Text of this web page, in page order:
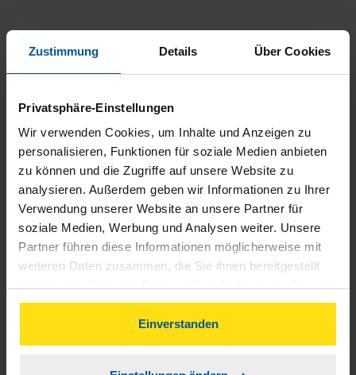
Zustimmung Details Über Cookies
Privatsphäre-Einstellungen
Wir verwenden Cookies, um Inhalte und Anzeigen zu
personalisieren, Funktionen für soziale Medien anbieten
zu können und die Zugriffe auf unsere Website zu
analysieren. Außerdem geben wir Informationen zu Ihrer
Verwendung unserer Website an unsere Partner für
soziale Medien, Werbung und Analysen weiter. Unsere
Partner führen diese Informationen möglicherweise mit
weiteren Daten zusammen, die Sie ihnen bereitgestellt
gesammelt haben. Indem Sie auf Einverstanden klicken,
können Sie der Verwendung von Cookies, gemäß
unserer
Einverstanden
Über die VLH
Beratersuche
Karriere
Presse
Kontakt
Informationen für Mitglieder
Schnelleinstiege
Steuererklärung machen lassen
Online-Steuererklärung